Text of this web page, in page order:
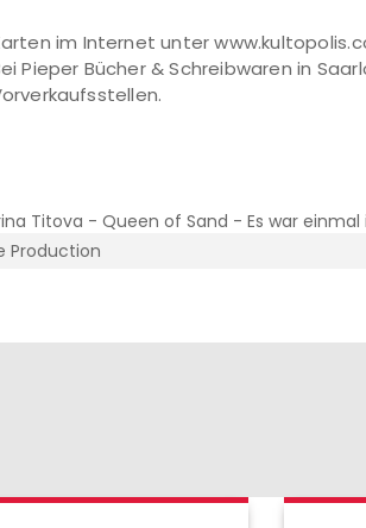
im Internet unter
Pieper Bücher & Schreibwaren in
Production